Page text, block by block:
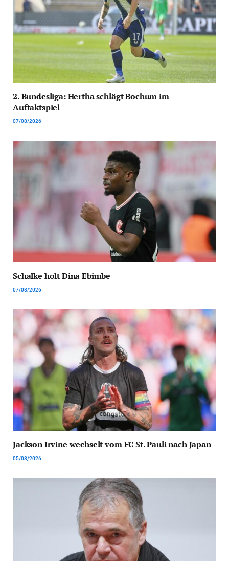
2. Bundesliga: Hertha schlägt Bochum im
Auftaktspiel
07/08/2026
Schalke holt Dina Ebimbe
07/08/2026
Jackson Irvine wechselt vom FC St. Pauli nach Japan
05/08/2026